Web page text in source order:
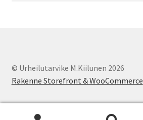
© Urheilutarvike M.Kiilunen 2026
Rakenne Storefront & WooCommerce